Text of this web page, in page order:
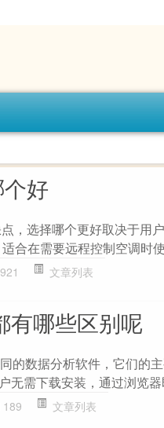
好
，选择哪个更好取决于用
合在需要远程控制空调时
921 文章列表
有哪些区别呢
的数据分析软件，它们的
无需下载安装，通过浏览
189 文章列表